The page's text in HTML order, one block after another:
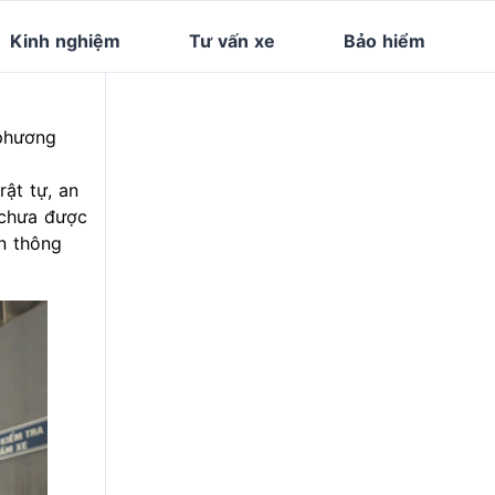
Kinh nghiệm Tư vấn xe Bảo hiểm
tự, an
được
thông